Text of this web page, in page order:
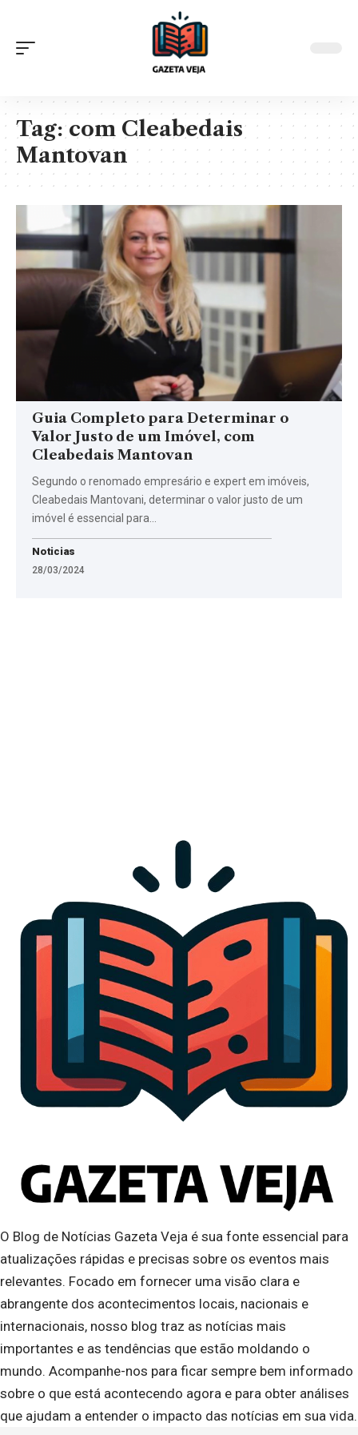
Tag:com Cleabedais
Mantovan
Guia Completo para Determinar o
Valor Justo de um Imóvel, com
Cleabedais Mantovan
Segundo o renomado empresário e expert em imóveis,
Cleabedais Mantovani, determinar o valor justo de um
imóvel é essencial para…
Noticias
28/03/2024
O Blog de Notícias Gazeta Veja é sua fonte essencial para
atualizações rápidas e precisas sobre os eventos mais
relevantes. Focado em fornecer uma visão clara e
abrangente dos acontecimentos locais, nacionais e
internacionais, nosso blog traz as notícias mais
importantes e as tendências que estão moldando o
mundo. Acompanhe-nos para ficar sempre bem informado
sobre o que está acontecendo agora e para obter análises
que ajudam a entender o impacto das notícias em sua vida.